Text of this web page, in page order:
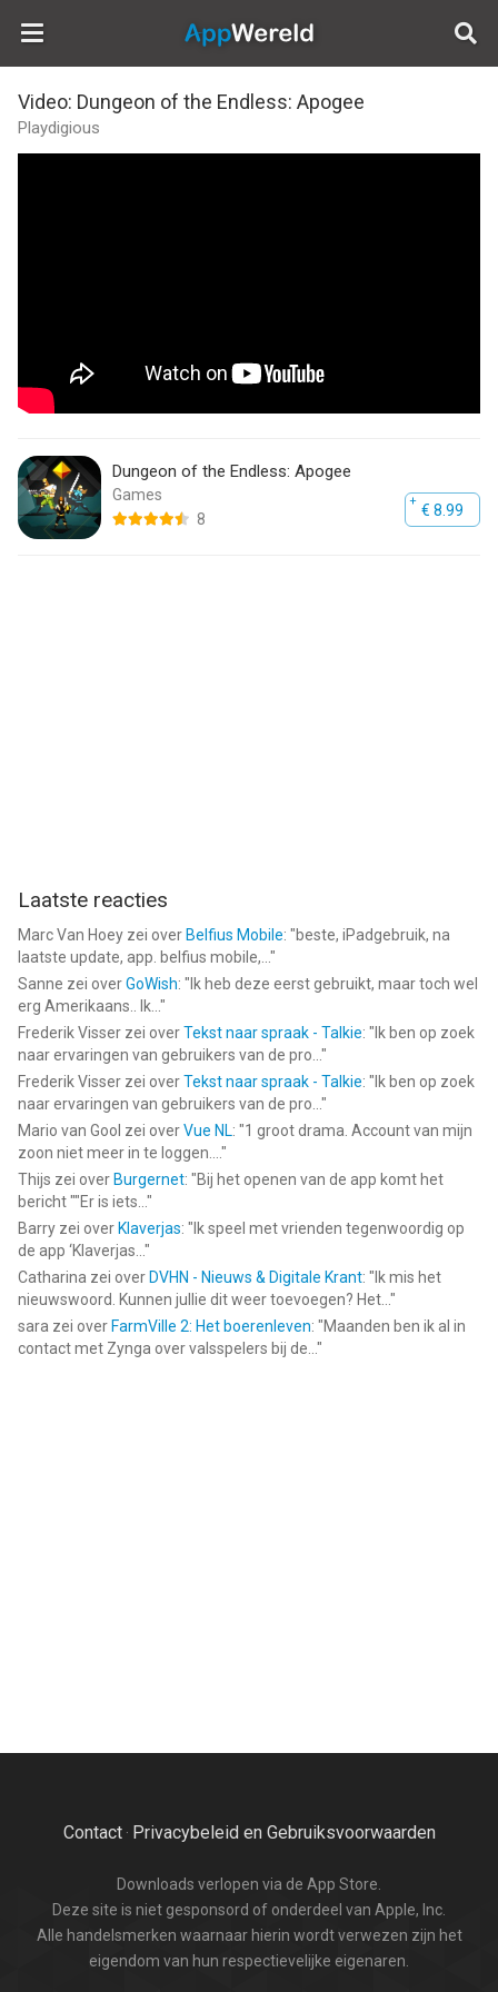
AppWereld
Video: Dungeon of the Endless: Apogee
Playdigious
Dungeon of the Endless: Apogee
8
Games
€ 8.99
Laatste reacties
Marc Van Hoey zei over Belfius Mobile: "beste, iPadgebruik, na
laatste update, app. belfius mobile,... "
Sanne zei overGoWish: " Ik heb deze eerst gebruikt, maar toch wel
erg Amerikaans.. Ik... "
Frederik Visser zei overTekst naar spraak - Talkie: " Ik ben op zoek
naar ervaringen van gebruikers van de pro... "
Frederik Visser zei overTekst naar spraak - Talkie: " Ik ben op zoek
naar ervaringen van gebruikers van de pro... "
Mario van Gool zei overVue NL: "1 groot drama. Account van mijn
zoon niet meer in te loggen.... "
Thijs zei over Burgernet: "Bij het openen van de app komt het
bericht ""Er is iets... "
Barry zei over Klaverjas: " Ik speel met vrienden tegenwoordig op
de app ‘Klaverjas... "
Catharina zei over DVHN - Nieuws & Digitale Krant: " Ik mis het
nieuwswoord. Kunnen jullie dit weer toevoegen? Het... "
sara zei over FarmVille 2: Het boerenleven: "Maanden ben ik al in
contact met Zynga over valsspelers bij de... "
Contact· Privacybeleid en Gebruiksvoorwaarden
Downloads verlopen via de App Store.
Deze site is niet gesponsord of onderdeel van Apple, Inc.
Alle handelsmerken waarnaar hierin wordt verwezen zijn het
eigendom van hun respectievelijke eigenaren.